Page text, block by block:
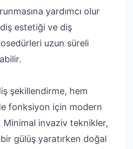
yardımcı olur
estetiği ve diş
uzun süreli
şekillendirme, hem
fonksiyon için modern
Minimal invaziv teknikler,
gülüş yaratırken doğal